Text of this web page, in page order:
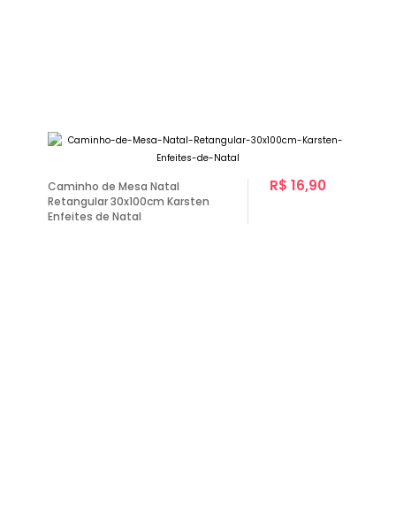
Caminho de Mesa Natal
Retangular 30x100cm Karsten
Enfeites de Natal
R$ 16,90